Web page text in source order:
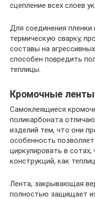
сцепление всех слоев
Для соединения пленки
термическую сварку,
составы на
способен повредить
теплицы.
Кромочные ленты
Самоклеящиеся
поликарбоната
изделий тем, что они
особенность
циркулировать в
конструкций, как
Лента, закрывающая
полностью защищает